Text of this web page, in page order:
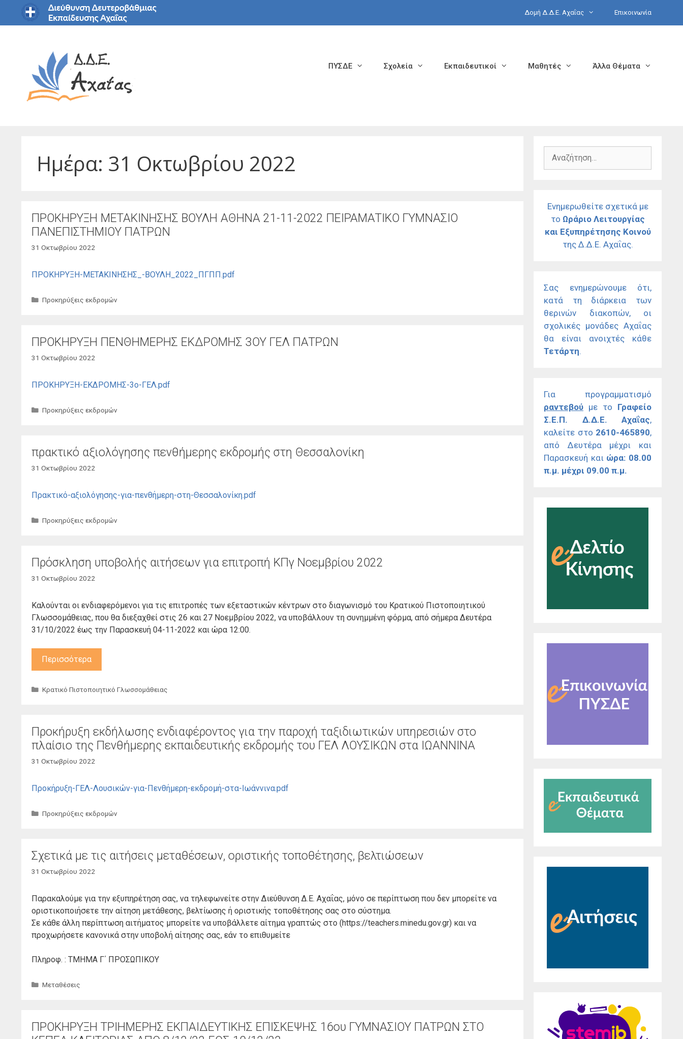
Μετάβαση
Δομή Δ.Δ.Ε. Αχαΐας Επικοινωνία
ΠΥΣΔΕ Σχολεία Εκπαιδευτικοί Μαθητές Άλλα Θέματα
Ημέρα: 31 Οκτωβρίου 2022
ΠΡΟΚΗΡΥΞΗ ΜΕΤΑΚΙΝΗΣΗΣ ΒΟΥΛΗ ΑΘΗΝΑ 21-11-2022 ΠΕΙΡΑΜΑΤΙΚΟ ΓΥΜΝΑΣΙΟ
ΠΑΝΕΠΙΣΤΗΜΙΟΥ ΠΑΤΡΩΝ
31 Οκτωβρίου 2022
ΠΡΟΚΗΡΥΞΗ-ΜΕΤΑΚΙΝΗΣΗΣ_-ΒΟΥΛΗ_2022_ΠΓΠΠ.pdf
Κατηγορίες
Προκηρύξεις εκδρομών
ΠΡΟΚΗΡΥΞΗ ΠΕΝΘΗΜΕΡΗΣ ΕΚΔΡΟΜΗΣ 3ΟΥ ΓΕΛ ΠΑΤΡΩΝ
31 Οκτωβρίου 2022
ΠΡΟΚΗΡΥΞΗ-ΕΚΔΡΟΜΗΣ-3ο-ΓΕΛ.pdf
Κατηγορίες
Προκηρύξεις εκδρομών
πρακτικό αξιολόγησης πενθήμερης εκδρομής στη Θεσσαλονίκη
31 Οκτωβρίου 2022
Πρακτικό-αξιολόγησης-για-πενθήμερη-στη-Θεσσαλονίκη.pdf
Κατηγορίες
Προκηρύξεις εκδρομών
Πρόσκληση υποβολής αιτήσεων για επιτροπή ΚΠγ Νοεμβρίου 2022
31 Οκτωβρίου 2022
Καλούνται οι ενδιαφερόμενοι για τις επιτροπές των εξεταστικών κέντρων στο διαγωνισμό του Κρατικού Πιστοποιητικού
Γλωσσομάθειας, που θα διεξαχθεί στις 26 και 27 Νοεμβρίου 2022, να υποβάλλουν τη συνημμένη φόρμα, από σήμερα Δευτέρα
31/10/2022 έως την Παρασκευή 04-11-2022 και ώρα 12:00.
Περισσότερα
Κατηγορίες
Κρατικό Πιστοποιητικό Γλωσσομάθειας
Προκήρυξη εκδήλωσης ενδιαφέροντος για την παροχή ταξιδιωτικών υπηρεσιών στο
πλαίσιο της Πενθήμερης εκπαιδευτικής εκδρομής του ΓΕΛ ΛΟΥΣΙΚΩΝ στα ΙΩΑΝΝΙΝΑ
31 Οκτωβρίου 2022
Προκήρυξη-ΓΕΛ-Λουσικών-για-Πενθήμερη-εκδρομή-στα-Ιωάννινα.pdf
Κατηγορίες
Προκηρύξεις εκδρομών
Σχετικά με τις αιτήσεις μεταθέσεων, οριστικής τοποθέτησης, βελτιώσεων
31 Οκτωβρίου 2022
Παρακαλούμε για την εξυπηρέτηση σας, να τηλεφωνείτε στην Διεύθυνση Δ.Ε. Αχαΐας, μόνο σε περίπτωση που δεν μπορείτε να
οριστικοποιήσετε την αίτηση μετάθεσης, βελτίωσης ή οριστικής τοποθέτησης σας στο σύστημα.
Σε κάθε άλλη περίπτωση αιτήματος μπορείτε να υποβάλλετε αίτημα γραπτώς στο (https://teachers.minedu.gov.gr) και να
προχωρήσετε κανονικά στην υποβολή αίτησης σας, εάν το επιθυμείτε
Πληροφ. : ΤΜΗΜΑ Γ΄ ΠΡΟΣΩΠΙΚΟΥ
Κατηγορίες
Μεταθέσεις
ΠΡΟΚΗΡΥΞΗ ΤΡΙΗΜΕΡΗΣ ΕΚΠΑΙΔΕΥΤΙΚΗΣ ΕΠΙΣΚΕΨΗΣ 16ου ΓΥΜΝΑΣΙΟΥ ΠΑΤΡΩΝ ΣΤΟ
Αναζήτηση
Ενημερωθείτε σχετικά με
το Ωράριο Λειτουργίας
και Εξυπηρέτησης Κοινού
της Δ.Δ.Ε. Αχαΐας.
Σας ενημερώνουμε ότι,
κατά τη διάρκεια των
θερινών διακοπών, οι
σχολικές μονάδες Αχαΐας
θα είναι ανοιχτές κάθε
Τετάρτη.
Για προγραμματισμό
ραντεβού με το Γραφείο
Σ.Ε.Π. Δ.Δ.Ε. Αχαΐας,
καλείτε στο 2610-465890,
από Δευτέρα μέχρι και
Παρασκευή και ώρα: 08.00
π.μ. μέχρι 09.00 π.μ.